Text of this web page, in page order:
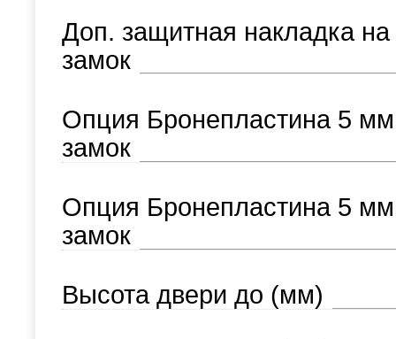
Доп. защитная накладка на
замок
Опция Бронепластина 5
замок
Опция Бронепластина 5
замок
Высота двери до (мм)